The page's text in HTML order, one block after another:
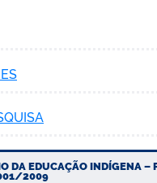
DA EDUCAÇÃO INDÍGENA –
2009